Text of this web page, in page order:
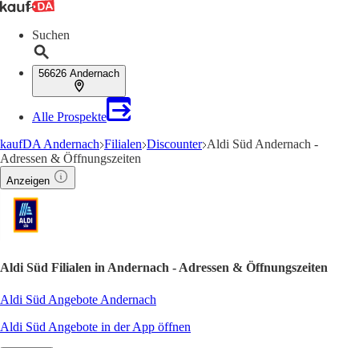
Suchen
56626 Andernach
Alle Prospekte
kaufDA Andernach Filialen Discounter Aldi Süd Andernach -
Adressen & Öffnungszeiten
Anzeigen
Aldi Süd Filialen in Andernach - Adressen & Öffnungszeiten
Aldi Süd Angebote Andernach
Aldi Süd Angebote in der App öffnen